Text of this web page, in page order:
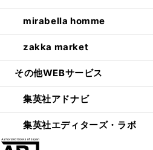
mirabella homme
zakka market
その他WEBサービス
集英社アドナビ
集英社エディターズ・ラボ